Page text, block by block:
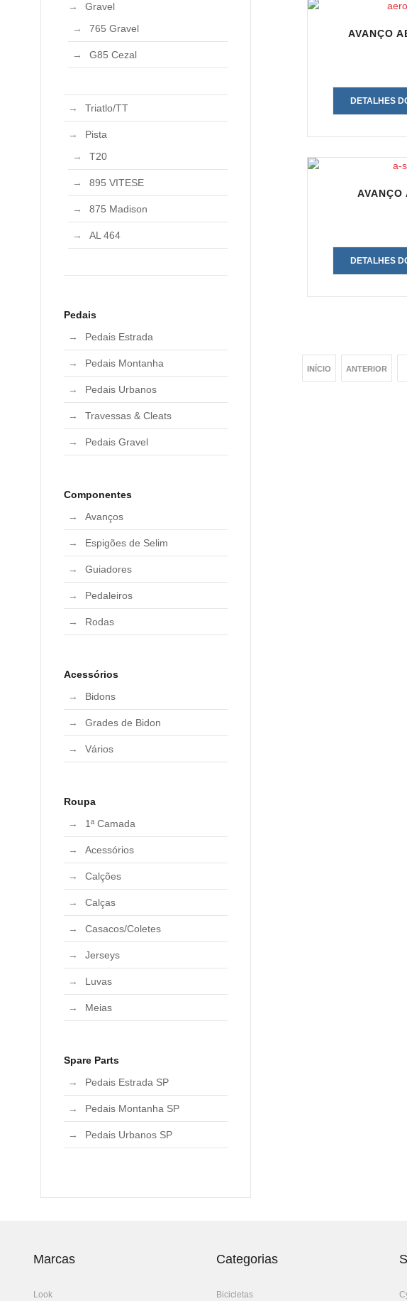
AVANÇO
DETALHES
AVANÇO
DETALHES
INÍCIO ANTERIOR
Gravel
765 Gravel
G85 Cezal
Triatlo/TT
Pista
T20
895 VITESE
875 Madison
AL 464
Pedais
Pedais Estrada
Pedais Montanha
Pedais Urbanos
Travessas & Cleats
Pedais Gravel
Componentes
Avanços
Espigões de Selim
Guiadores
Pedaleiros
Rodas
Acessórios
Bidons
Grades de Bidon
Vários
Roupa
1ª Camada
Acessórios
Calções
Calças
Casacos/Coletes
Jerseys
Luvas
Meias
Spare Parts
Pedais Estrada SP
Pedais Montanha SP
Pedais Urbanos SP
Marcas
Look
Categorias
Bicicletas